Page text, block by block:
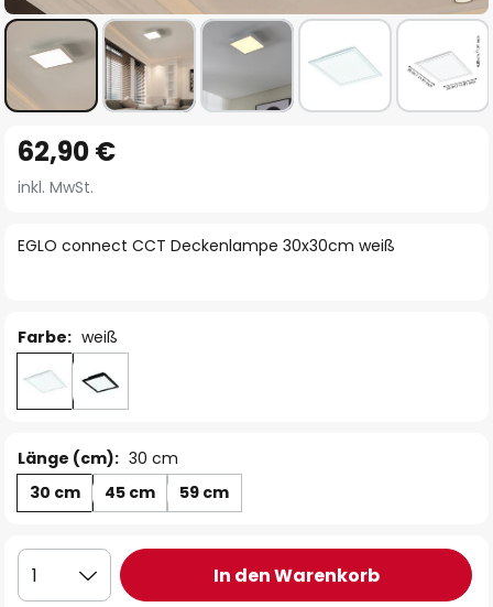
Anfang
der
springen
EGLO connect CCT Deckenlampe 30x30cm weiß
62,90 €
inkl. MwSt.
Farbe: weiß
Länge (cm): 30 cm
30 cm
45 cm 59 cm
1 In den Warenkorb